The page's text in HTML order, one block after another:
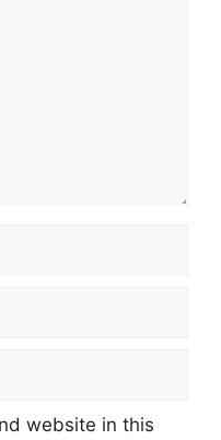
website in this